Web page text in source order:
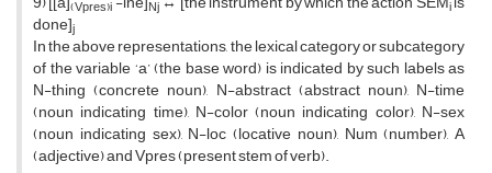
(Vpres)i Nj i
done]j
In the above representations, the lexical category or subcategory
of the variable ‘a’ (the base word) is indicated by such labels as
N-thing (concrete noun), N-abstract (abstract noun), N-time
(noun indicating time), N-color (noun indicating color), N-sex
(noun indicating sex), N-loc (locative noun), Num (number), A
(adjective) and Vpres (present stem of verb).